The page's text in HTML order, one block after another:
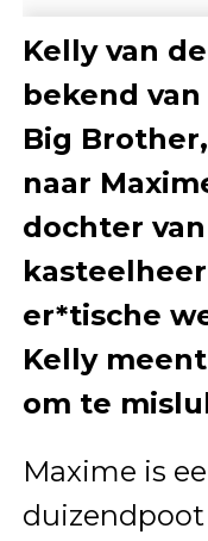
Kelly van
bekend
Big
naar
dochter
er*tische
Kelly
om te
Maxime is